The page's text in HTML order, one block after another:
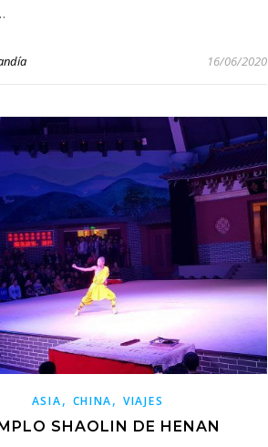
16/06/2020
ASIA, CHINA,VIAJES
SHAOLIN DE HENAN